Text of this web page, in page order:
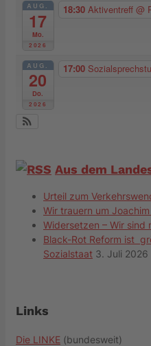
AUG.
17
Mo.
2026
18:30 Aktiventreff @
AUG.
20
Do.
2026
17:00
Aus dem
Urteil zum
Wir trauern um
Widersetzen – Wir sind
Black-Rot Reform ist
Sozialstaat 3. Juli 2026
Links
Die LINKE (bundesweit)